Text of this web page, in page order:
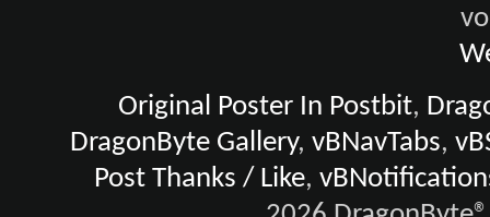
Original Poster In Postbit,
DragonByte Gallery,vBNavTabs,
Post Thanks / Like,